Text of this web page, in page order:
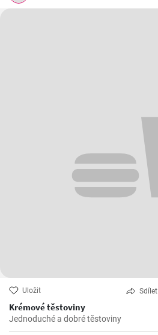
Uložit Sdílet
Krémové těstoviny
Jednoduché a dobré těstoviny